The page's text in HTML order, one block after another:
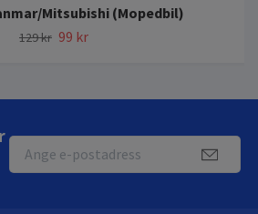
Mitsubishi (Mopedbil)
129 kr 99 kr